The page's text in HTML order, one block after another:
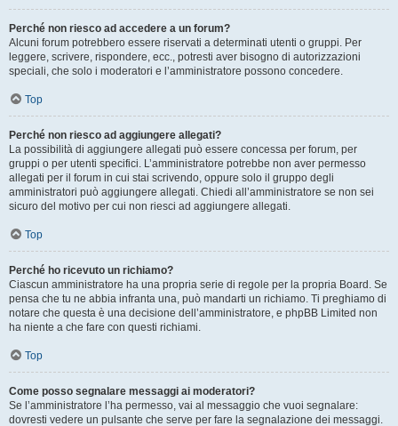
Perché non riesco ad accedere a un forum?
Alcuni forum potrebbero essere riservati a determinati utenti o gruppi. Per
leggere, scrivere, rispondere, ecc., potresti aver bisogno di autorizzazioni
speciali, che solo i moderatori e l’amministratore possono concedere.
Top
Perché non riesco ad aggiungere allegati?
La possibilità di aggiungere allegati può essere concessa per forum, per
gruppi o per utenti specifici. L’amministratore potrebbe non aver permesso
allegati per il forum in cui stai scrivendo, oppure solo il gruppo degli
amministratori può aggiungere allegati. Chiedi all’amministratore se non sei
sicuro del motivo per cui non riesci ad aggiungere allegati.
Top
Perché ho ricevuto un richiamo?
Ciascun amministratore ha una propria serie di regole per la propria Board. Se
pensa che tu ne abbia infranta una, può mandarti un richiamo. Ti preghiamo di
notare che questa è una decisione dell’amministratore, e phpBB Limited non
ha niente a che fare con questi richiami.
Top
Come posso segnalare messaggi ai moderatori?
Se l’amministratore l’ha permesso, vai al messaggio che vuoi segnalare:
dovresti vedere un pulsante che serve per fare la segnalazione dei messaggi.